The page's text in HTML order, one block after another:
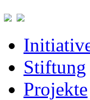
Stiftung
Projekte